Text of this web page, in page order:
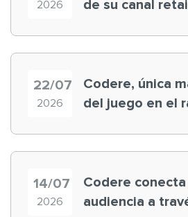
2026
de su canal
22/07
2026
Codere, única
del juego en el
14/07
2026
Codere conecta
audiencia a